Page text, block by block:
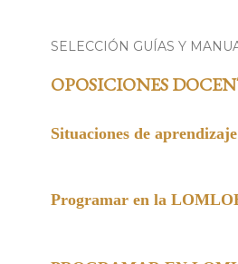
SELECCIÓN GUÍAS Y
OPOSICIONES
Situaciones de
Programar en la